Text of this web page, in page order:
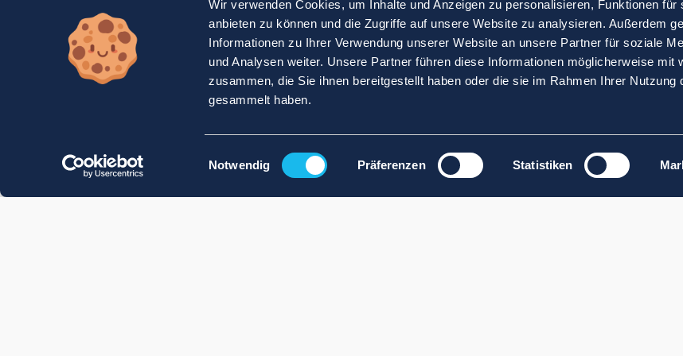
Wir verwenden Cookies, um Inhalte und Anzeigen zu personalisieren, Funktionen für
anbieten zu können und die Zugriffe auf unsere Website zu analysieren. Außerdem
Informationen zu Ihrer Verwendung unserer Website an unsere Partner für soziale
und Analysen weiter. Unsere Partner führen diese Informationen möglicherweise mit
zusammen, die Sie ihnen bereitgestellt haben oder die sie im Rahmen Ihrer Nutzung
gesammelt haben.
Einwilligungsauswahl
Notwendig Präferenzen Statistiken